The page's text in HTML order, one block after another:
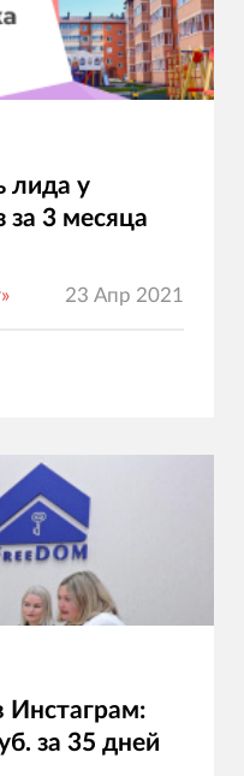
лида у
за 3 месяца
23 Апр 2021
Инстаграм:
за 35 дней